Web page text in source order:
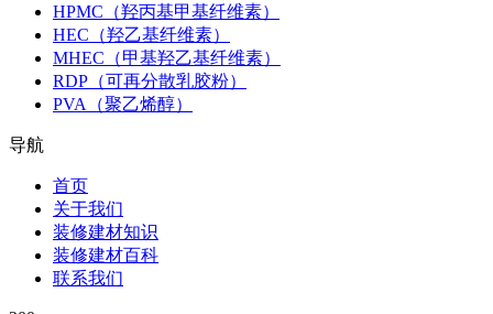
HPMC（羟丙基甲基纤维素）
HEC（羟乙基纤维素）
MHEC（甲基羟乙基纤维素）
RDP（可再分散乳胶粉）
PVA（聚乙烯醇）
导航
首页
关于我们
装修建材知识
装修建材百科
联系我们